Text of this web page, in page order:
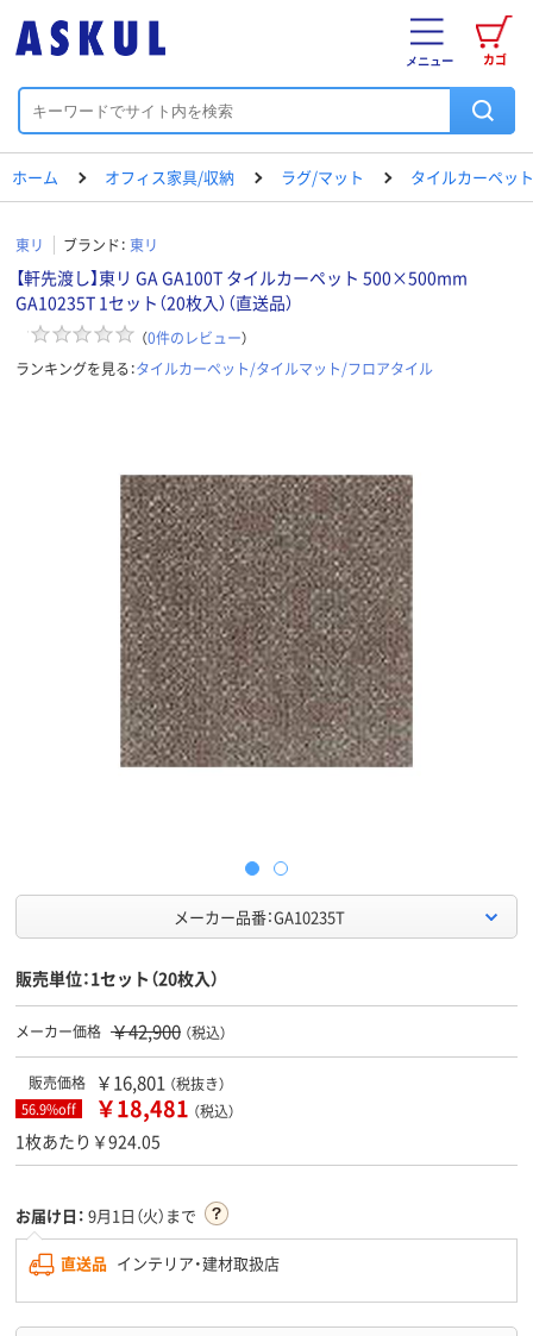
カゴ
メニュー
ホーム オフィス家具/収納 ラグ/マット タイルカーペッ
東リ ブランド： 東リ
【軒先渡し】東リ GA GA100T タイルカーペット 500×500mm
GA10235T 1セット（20枚入）（直送品）
（0件のレビュー）
ランキングを見る：タイルカーペット/タイルマット/フロアタイル
メーカー品番：GA10235T
販売単位：1セット（20枚入）
メーカー価格 ￥42,900 （税込）
販売価格 ￥16,801 （税抜き）
56.9%off ￥18,481 （税込）
1枚あたり￥924.05
お届け日： 9月1日（火）まで
直送品 インテリア・建材取扱店